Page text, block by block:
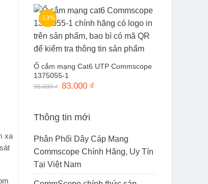
3.210.000 ₫. là:
3.099.000 ₫.
-13%
Ổ cắm mạng Cat6 UTP Commscope
1375055-1
95.000₫ Giá
83.000 ₫
Thông tin mới
Phân Phối Dây Cáp Mạng
Commscope Chính Hãng, Uy Tín
Tại Việt Nam
xa